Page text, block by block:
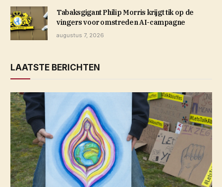
Tabaksgigant Philip Morris krijgt tik op de
vingers voor omstreden AI-campagne
augustus 7, 2026
LAATSTE BERICHTEN